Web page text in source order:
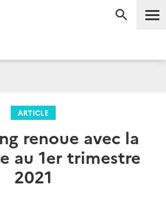
ARTICLE
renoue avec la
au 1er trimestre
2021